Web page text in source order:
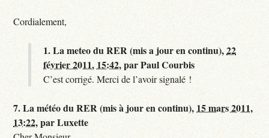
Cordialement,
1.La meteo du RER (mis a jour en continu),22
février 2011, 15:42,parPaul Courbis
C’est corrigé. Merci de l’avoir signalé !
7.La météo du RER (mis à jour en continu), 15 mars 2011,
13:22,parLuxette